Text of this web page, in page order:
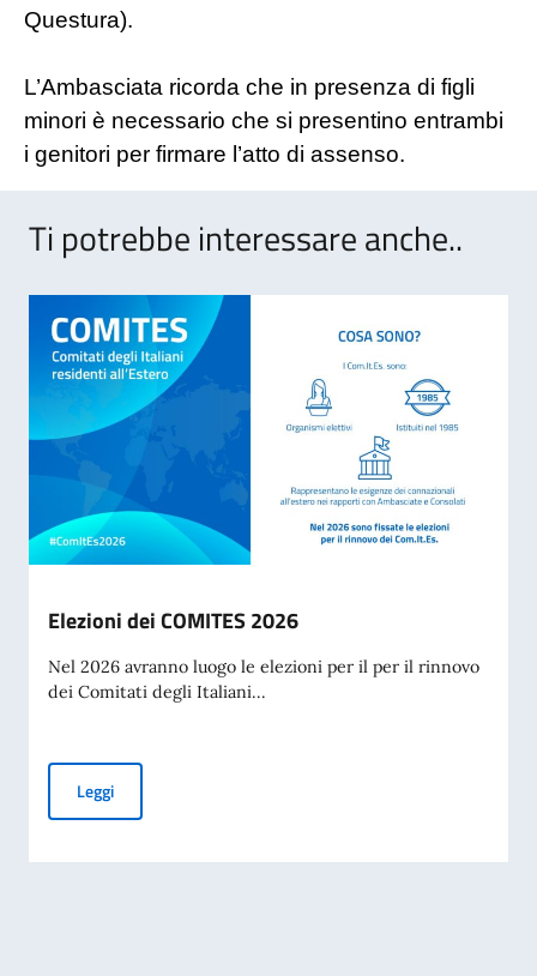
Questura).
L’Ambasciata ricorda che in presenza di figli
minori è necessario che si presentino entrambi
i genitori per firmare l’atto di assenso.
Ti potrebbe interessare anche..
Elezioni dei COMITES 2026
Nel 2026 avranno luogo le elezioni per il per il rinnovo
dei Comitati degli Italiani...
LeggiElezioni dei COMITES 2026